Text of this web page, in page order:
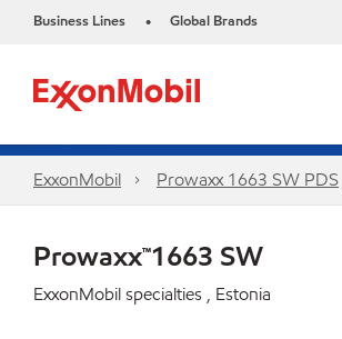
Business Lines • Global Brands
ExxonMobil Prowaxx 1663 SW PDS
Prowaxx™1663 SW
ExxonMobil specialties , Estonia